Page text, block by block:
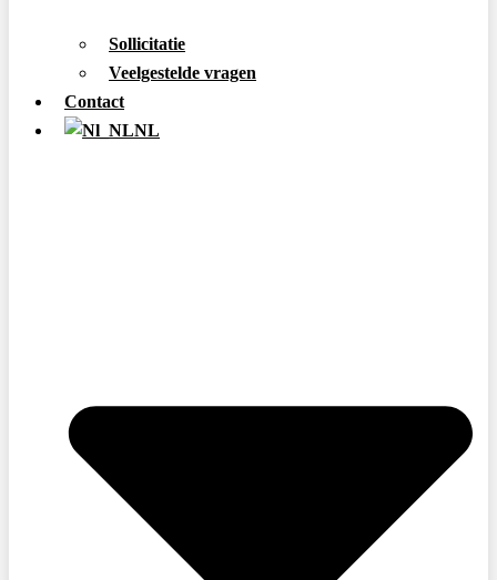
Sollicitatie
Veelgestelde vragen
Contact
NL